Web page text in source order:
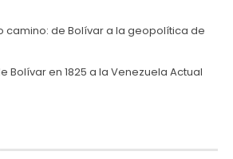
camino: de Bolívar a la geopolítica de
Bolívar en 1825 a la Venezuela Actual